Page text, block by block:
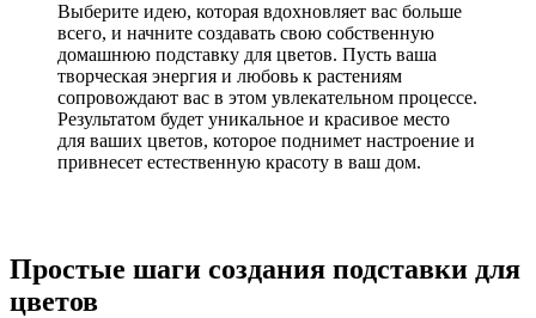
Выберите идею, которая вдохновляет вас больше
всего, и начните создавать свою собственную
домашнюю подставку для цветов. Пусть ваша
творческая энергия и любовь к растениям
сопровождают вас в этом увлекательном процессе.
Результатом будет уникальное и красивое место
для ваших цветов, которое поднимет настроение и
привнесет естественную красоту в ваш дом.
Простые шаги создания подставки для
цветов